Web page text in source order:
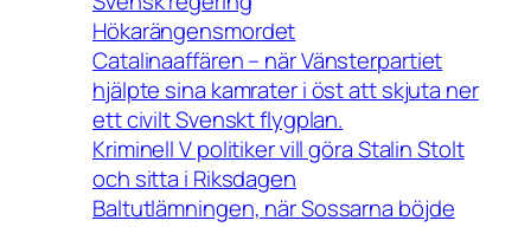
Hökarängensmordet
Catalinaaffären – när Vänsterpartiet
hjälpte sina kamrater i öst att skjuta ner
ett civilt Svenskt flygplan.
Kriminell V politiker vill göra Stalin Stolt
och sitta i Riksdagen
Baltutlämningen, när Sossarna böjde